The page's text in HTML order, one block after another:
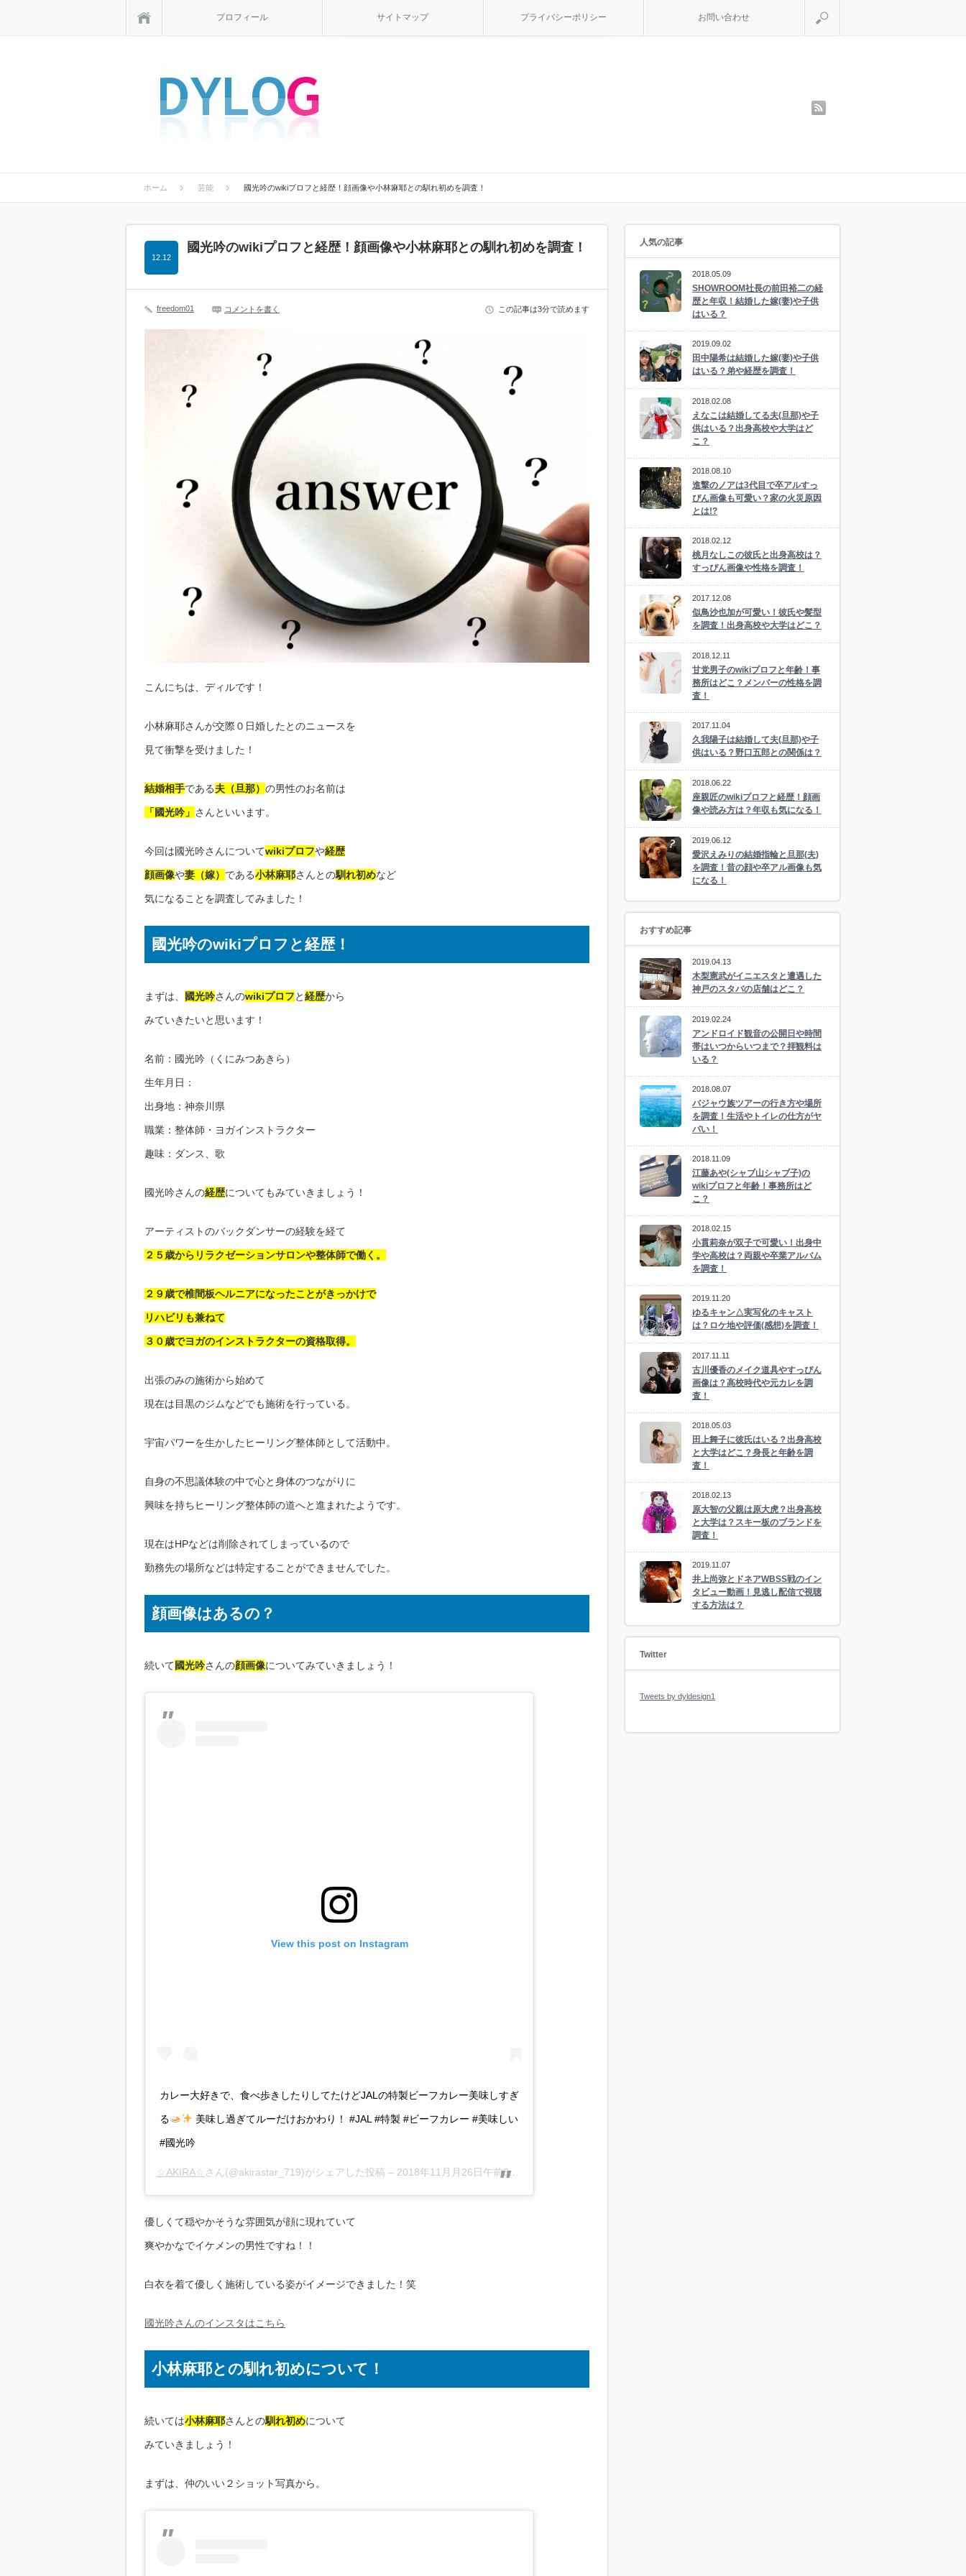
プロフィール サイトマップ プライバシーポリシー お問い合わせ
ホーム 芸能 國光吟のwikiプロフと経歴！顔画像や小林麻耶との馴れ初めを調査！
國光吟のwikiプロフと経歴！顔画像や小林麻耶との馴れ初めを調査！
12.12
freedom01 コメントを書く この記事は3分で読めます
こんにちは、ディルです！
小林麻耶さんが交際０日婚したとのニュースを
見て衝撃を受けました！
結婚相手である夫（旦那） の男性のお名前は
「國光吟」 さんといいます。
今回は國光吟さんについてwikiプロフや経歴
顔画像や妻（嫁） である小林麻耶さんとの馴れ初めなど
気になることを調査してみました！
國光吟のwikiプロフと経歴！
まずは、 國光吟さんのwikiプロフと経歴から
みていきたいと思います！
名前：國光吟（くにみつあきら）
生年月日：
出身地：神奈川県
職業：整体師・ヨガインストラクター
趣味：ダンス、歌
國光吟さんの経歴についてもみていきましょう！
アーティストのバックダンサーの経験を経て
２５歳からリラクゼーションサロンや整体師で働く。
２９歳で椎間板ヘルニアになったことがきっかけで
リハビリも兼ねて
３０歳でヨガのインストラクターの資格取得。
出張のみの施術から始めて
現在は目黒のジムなどでも施術を行っている。
宇宙パワーを生かしたヒーリング整体師として活動中。
自身の不思議体験の中で心と身体のつながりに
興味を持ちヒーリング整体師の道へと進まれたようです。
現在はHPなどは削除されてしまっているので
勤務先の場所などは特定することができませんでした。
顔画像はあるの？
続いて國光吟さんの顔画像についてみていきましょう！
View this post on Instagram
カレー大好きで、食べ歩きしたりしてたけどJALの特製ビーフカレー美味しすぎ
る 美味し過ぎてルーだけおかわり！ #JAL #特製 #ビーフカレー #美味しい
#國光吟
☆AKIRA☆ さん(@akirastar_719)がシェアした投稿 – 2018年11月月26日午前3時00分PST
優しくて穏やかそうな雰囲気が顔に現れていて
爽やかなでイケメンの男性ですね！！
白衣を着て優しく施術している姿がイメージできました！笑
國光吟さんのインスタはこちら
小林麻耶との馴れ初めについて！
続いては小林麻耶さんとの馴れ初めについて
みていきましょう！
まずは、仲のいい２ショット写真から。
人気の記事
2018.05.09
SHOWROOM社長の前田裕二の経
歴と年収！結婚した嫁(妻)や子供
はいる？
2019.09.02
田中陽希は結婚した嫁(妻)や子供
はいる？弟や経歴を調査！
2018.02.08
えなこは結婚してる夫(旦那)や子
供はいる？出身高校や大学はど
こ？
2018.08.10
進撃のノアは3代目で卒アルすっ
ぴん画像も可愛い？家の火災原因
とは!?
2018.02.12
桃月なしこの彼氏と出身高校は？
すっぴん画像や性格を調査！
2017.12.08
似鳥沙也加が可愛い！彼氏や髪型
を調査！出身高校や大学はどこ？
2018.12.11
甘党男子のwikiプロフと年齢！事
務所はどこ？メンバーの性格を調
査！
2017.11.04
久我陽子は結婚して夫(旦那)や子
供はいる？野口五郎との関係は？
2018.06.22
座親匠のwikiプロフと経歴！顔画
像や読み方は？年収も気になる！
2019.06.12
愛沢えみりの結婚指輪と旦那(夫)
を調査！昔の顔や卒アル画像も気
になる！
おすすめ記事
2019.04.13
木梨憲武がイニエスタと遭遇した
神戸のスタバの店舗はどこ？
2019.02.24
アンドロイド観音の公開日や時間
帯はいつからいつまで？拝観料は
いる？
2018.08.07
バジャウ族ツアーの行き方や場所
を調査！生活やトイレの仕方がヤ
バい！
2018.11.09
江藤あや(シャブ山シャブ子)の
wikiプロフと年齢！事務所はど
こ？
2018.02.15
小貫莉奈が双子で可愛い！出身中
学や高校は？両親や卒業アルバム
を調査！
2019.11.20
ゆるキャン△実写化のキャスト
は？ロケ地や評価(感想)を調査！
2017.11.11
古川優香のメイク道具やすっぴん
画像は？高校時代や元カレを調
査！
2018.05.03
田上舞子に彼氏はいる？出身高校
と大学はどこ？身長と年齢を調
査！
2018.02.13
原大智の父親は原大虎？出身高校
と大学は？スキー板のブランドを
調査！
2019.11.07
井上尚弥とドネアWBSS戦のイン
タビュー動画！見逃し配信で視聴
する方法は？
Twitter
Tweets by dyldesign1